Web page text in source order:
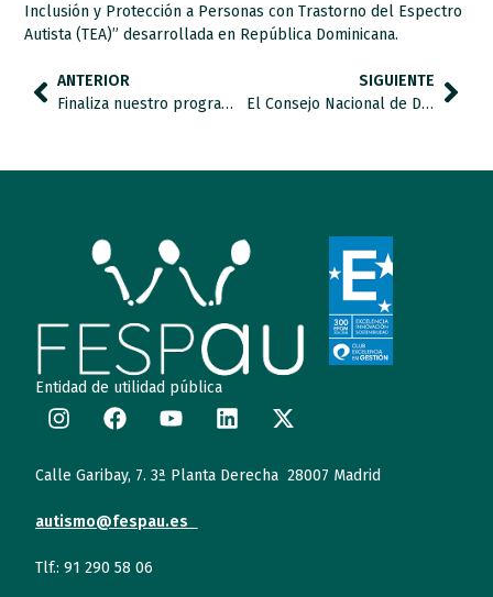
Inclusión y Protección a Personas con Trastorno del Espectro
Autista (TEA)” desarrollada en República Dominicana.
ANTERIOR
Finaliza nuestro programa de Mindfulness dirigido a profesionales de apoyo a personas con TEA
SIGUIENTE
El Consejo Nacional de Discapacidad aprueba el Plan de acción de la Estrategia Española en TEA
Entidad de utilidad pública
Calle Garibay, 7. 3ª Planta Derecha 28007 Madrid
autismo@fespau.es
Tlf.: 91 290 58 06